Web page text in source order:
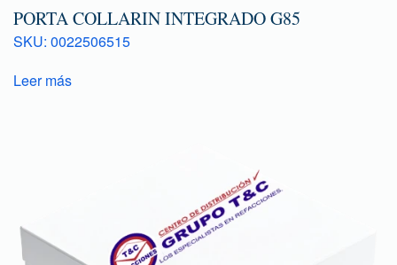
PORTA COLLARIN INTEGRADO G85
SKU: 0022506515
Leer más